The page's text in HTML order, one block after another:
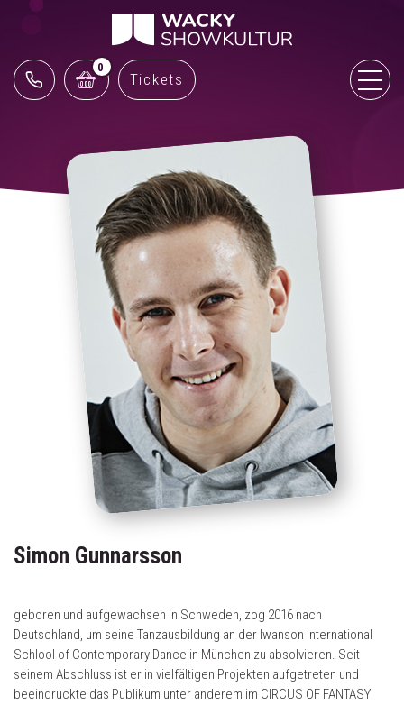
0
Tickets
Simon Gunnarsson
geboren und aufgewachsen in Schweden, zog 2016 nach
Deutschland, um seine Tanzausbildung an der Iwanson International
Schlool of Contemporary Dance in München zu absolvieren. Seit
seinem Abschluss ist er in vielfältigen Projekten aufgetreten und
beeindruckte das Publikum unter anderem im CIRCUS OF FANTASY